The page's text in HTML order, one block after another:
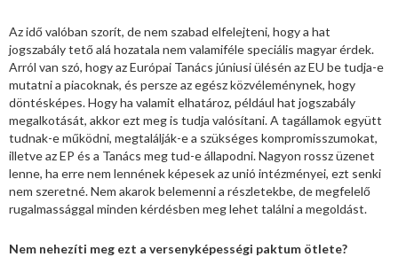
Az idő valóban szorít, de nem szabad elfelejteni, hogy a hat
jogszabály tető alá hozatala nem valamiféle speciális magyar érdek.
Arról van szó, hogy az Európai Tanács júniusi ülésén az EU be tudja-e
mutatni a piacoknak, és persze az egész közvéleménynek, hogy
döntésképes. Hogy ha valamit elhatároz, például hat jogszabály
megalkotását, akkor ezt meg is tudja valósítani. A tagállamok együtt
tudnak-e működni, megtalálják-e a szükséges kompromisszumokat,
illetve az EP és a Tanács meg tud-e állapodni. Nagyon rossz üzenet
lenne, ha erre nem lennének képesek az unió intézményei, ezt senki
nem szeretné. Nem akarok belemenni a részletekbe, de megfelelő
rugalmassággal minden kérdésben meg lehet találni a megoldást.
Nem nehezíti meg ezt a versenyképességi paktum ötlete?